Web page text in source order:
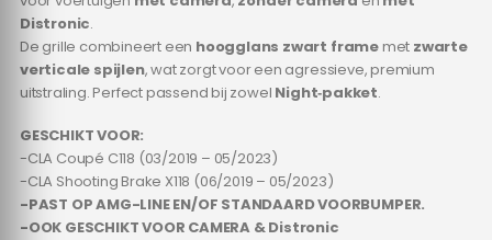
Distronic.
De grille combineert een hoogglans zwart framemet zwarte
verticale spijlen, wat zorgt voor een agressieve, premium
uitstraling. Perfect passend bij zowel Night‑pakket.
GESCHIKT VOOR:
-CLA Coupé C118 (03/2019 – 05/2023)
-CLA Shooting Brake X118 (06/2019 – 05/2023)
-PAST OP AMG-LINE EN/OF STANDAARD VOORBUMPER.
-OOK GESCHIKT VOOR CAMERA & Distronic